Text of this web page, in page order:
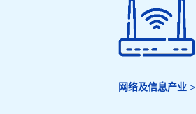
网络及信息产业>